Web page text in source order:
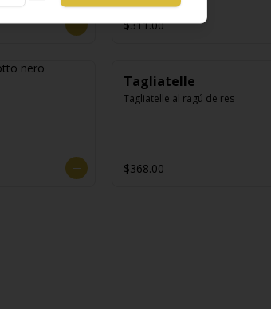
$311.00
Tagliatelle
Tagliatelle al ragú de res
$368.00